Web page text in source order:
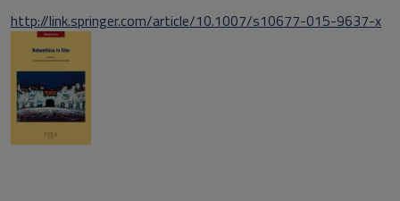
http://link.springer.com/article/10.1007/s10677-015-9637-x